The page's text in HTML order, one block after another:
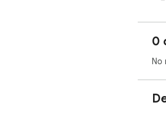
0
No